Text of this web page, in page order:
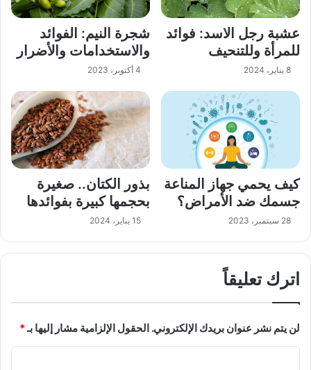
عشبة رجل الاسد: فوائد
للمرأة وللتنحيف
8 يناير، 2024
شجرة النيم: الفوائد
والاستخدامات والأضرار
4 أكتوبر، 2023
كيف يحمي جهاز المناعة
جسمك ضد الأمراض؟
28 سبتمبر، 2023
بذور الكتان.. صغيرة
بحجمها كبيرة بفوائدها
15 يناير، 2024
اترك تعليقاً
لن يتم نشر عنوان بريدك الإلكتروني. الحقول الإلزامية مشار إليها بـ*